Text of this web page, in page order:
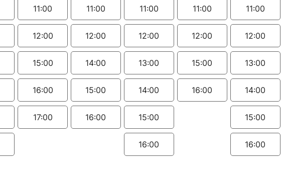
11:00
12:00
15:00
16:00
17:00
11:00
12:00
14:00
15:00
16:00
11:00
12:00
13:00
14:00
15:00
16:00
11:00
12:00
15:00
16:00
11:00
12:00
13:00
14:00
15:00
16:00